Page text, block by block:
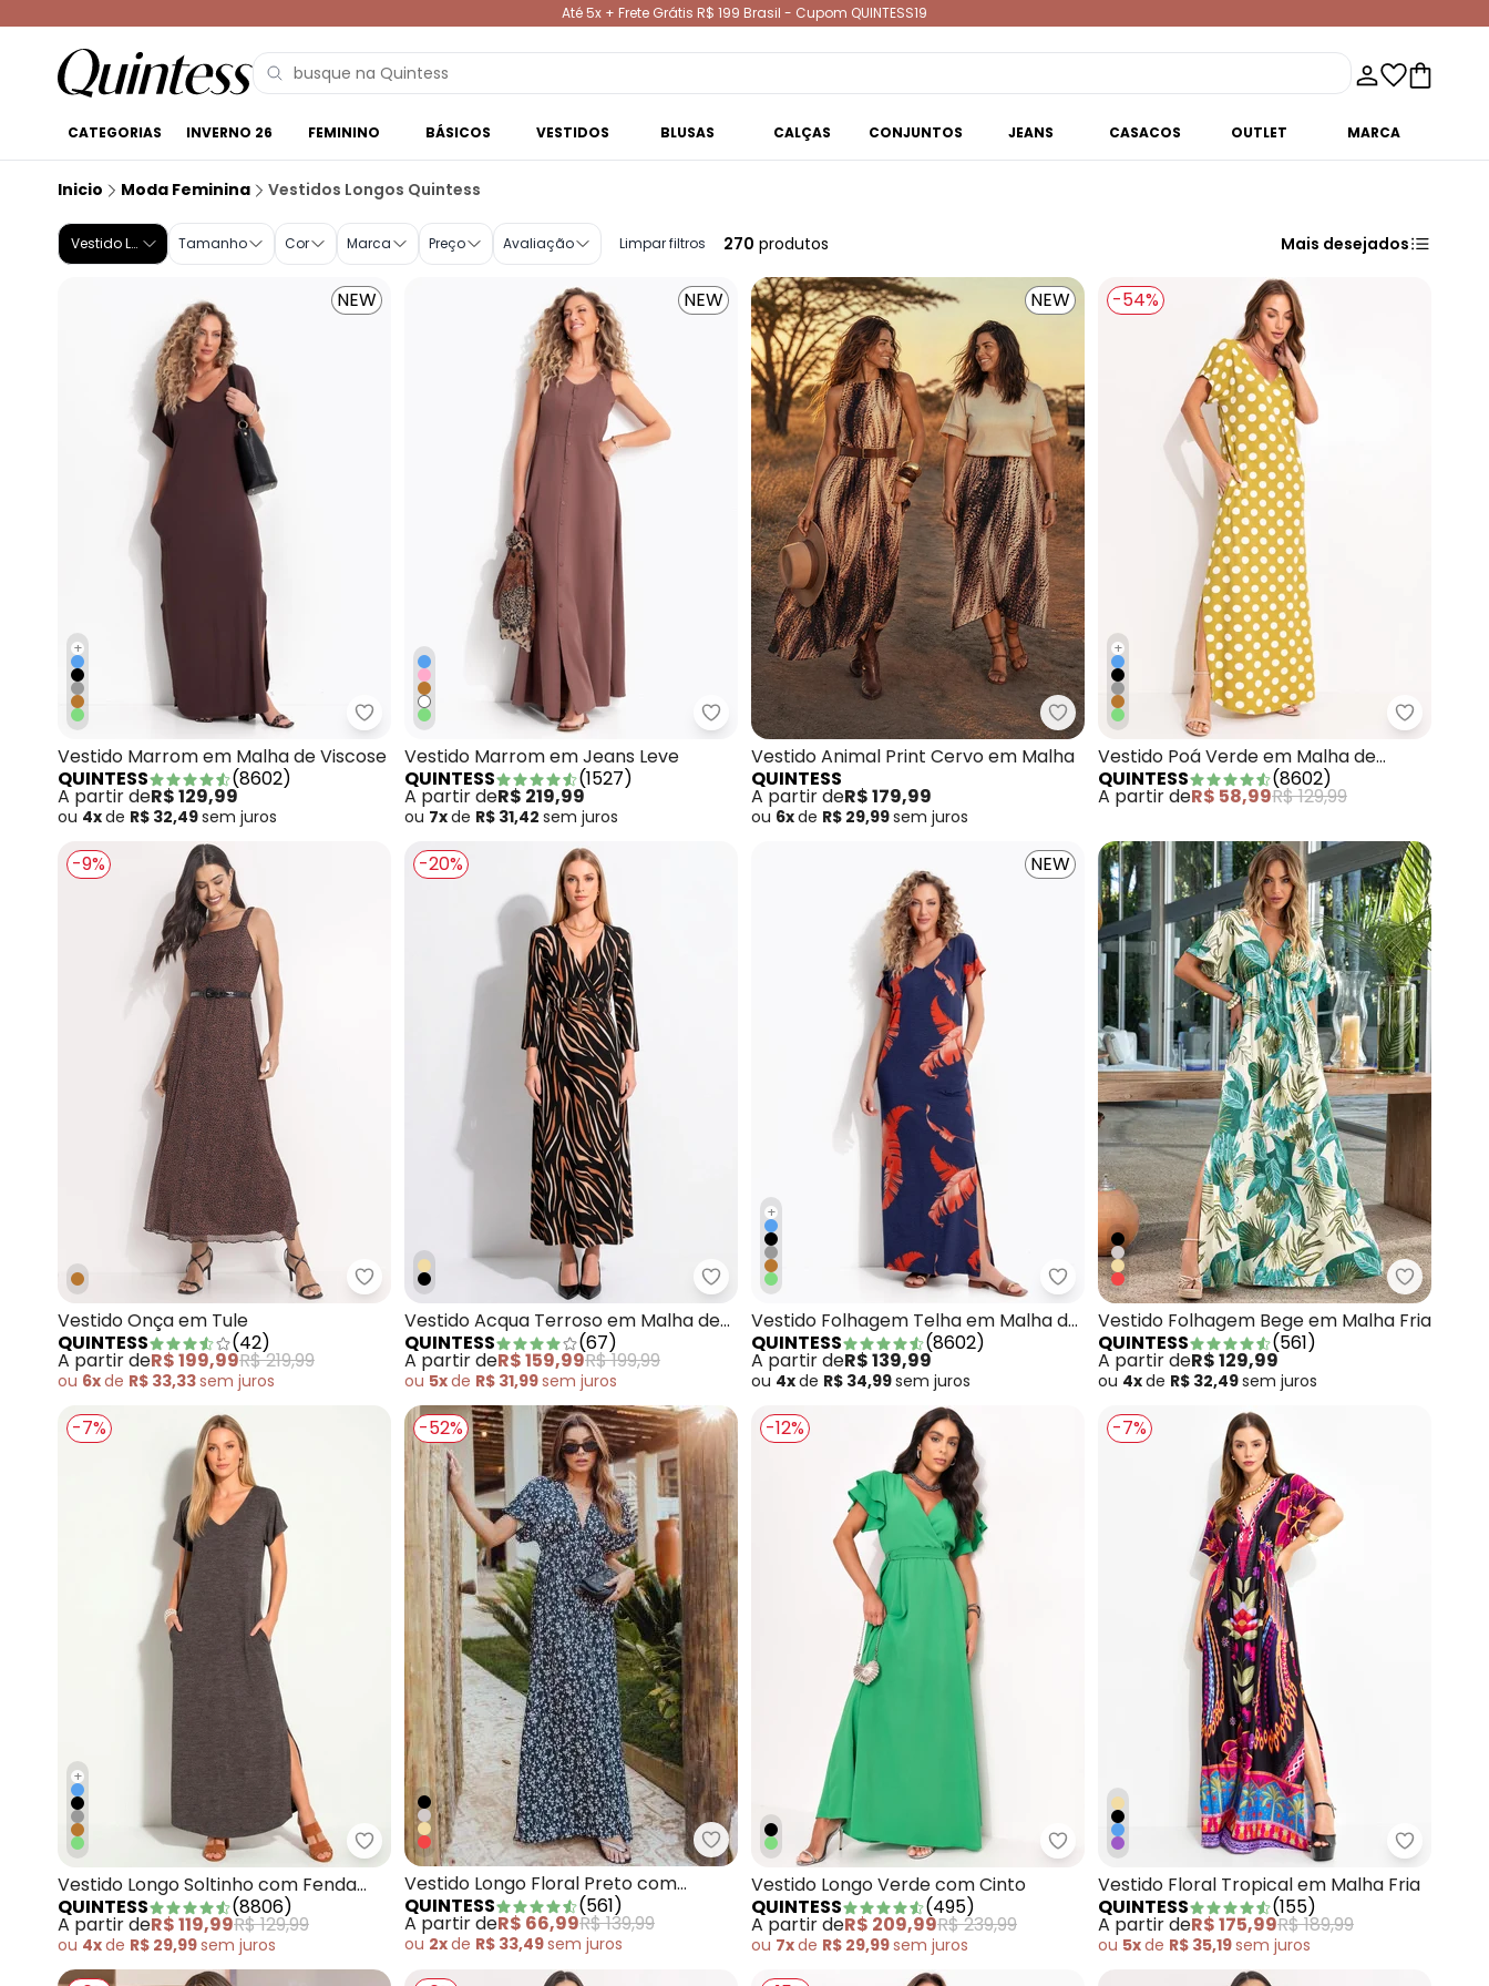
Até 5x + Frete Grátis R$ 199 Brasil - Cupom QUINTESS19
CATEGORIAS INVERNO 26 FEMININO BÁSICOS VESTIDOS BLUSAS CALÇAS CONJUNTOS JEANS CASACOS OUTLET MARCA
Inicio Moda Feminina Vestidos Longos Quintess
Vestido Longo Tamanho Cor Marca Preço Avaliação Limpar filtros 270 produtos Mais desejados
NEW
+
Quintess - Vestido Marrom em Malha de Viscose
Vestido Marrom em Malha de Viscose
QUINTESS
(8602)
A partir deR$ 129,99
ou 4xde R$ 32,49sem juros
NEW
Quintess - Vestido Marrom em Jeans Leve
Vestido Marrom em Jeans Leve
QUINTESS
(1527)
A partir deR$ 219,99
ou 7xde R$ 31,42 sem juros
NEW
Quintess - Vestido Animal Print Cervo em Malha
Vestido Animal Print Cervo em Malha
QUINTESS
A partir deR$ 179,99
ou 6xde R$ 29,99sem juros
-54%
+
Quintess
Vestido Poá Verde em Malha de
Viscose
QUINTESS (8602)
A partir deR$ 58,99R$ 129,99
-9%
Quintess - Vestido Onça em Tule
Vestido Onça em Tule
QUINTESS
(42)
A partir deR$ 199,99R$ 219,99
ou 6xde R$ 33,33sem juros
-20%
Quintess - Vestido Acqua Terroso em Malha de Viscose
Vestido Acqua Terroso em Malha de
Viscose
QUINTESS (67)
A partir deR$ 159,99R$ 199,99
ou 5xde R$ 31,99sem juros
NEW
+
Quintess - Vestido Folhagem Telha em Malha de
Vestido Folhagem Telha em Malha de
Viscose
QUINTESS (8602)
A partir deR$ 139,99
ou 4xde R$ 34,99sem juros
Quintess
Vestido Folhagem Bege em Malha Fria
QUINTESS
(561)
A partir deR$ 129,99
ou 4xde R$ 32,49sem juros
-7%
+
Quintess - Vestido Longo Soltinho com Fenda Mescla Chumbo
Vestido Longo Soltinho com Fenda
Mescla Chumbo
QUINTESS (8806)
A partir deR$ 119,99R$ 129,99
ou 4xde R$ 29,99sem juros
-52%
Quintess - Vestido Longo Floral Preto com Decote Profundo
Vestido Longo Floral Preto com
Decote Profundo
QUINTESS (561)
A partir deR$ 66,99R$ 139,99
ou 2xde R$ 33,49sem juros
-12%
Quintess - Vestido Longo Verde com Cinto
Vestido Longo Verde com Cinto
QUINTESS
(495)
A partir deR$ 209,99R$ 239,99
ou 7xde R$ 29,99sem juros
-7%
Quintess
Vestido Floral Tropical em Malha Fria
QUINTESS
(155)
A partir deR$ 175,99R$ 189,99
ou 5xde R$ 35,19sem juros